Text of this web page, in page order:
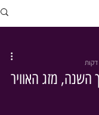
השנה, מזג האוויר